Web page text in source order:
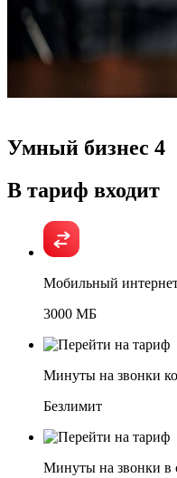
Умный бизнес 4
В тариф входит
Мобильный
3000 МБ
Минуты на звонки
Безлимит
Минуты на звонки в